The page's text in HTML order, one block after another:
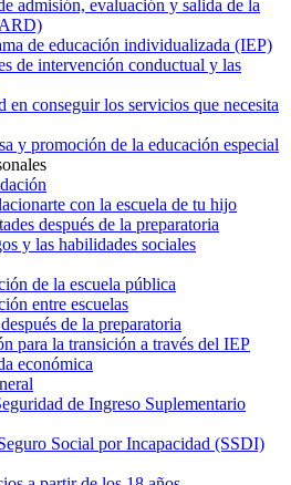
admisión, evaluación y salida de la
de educación individualizada (IEP)
de intervención conductual y las
en conseguir los servicios que necesita
y promoción de la educación especial
con la escuela de tu hijo
después de la preparatoria
y las habilidades sociales
de la escuela pública
entre escuelas
de la preparatoria
para la transición a través del IEP
económica
de Ingreso Suplementario
Social por Incapacidad (SSDI)